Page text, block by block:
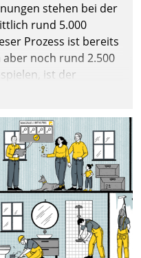
stehen bei der
rund 5.000
Prozess ist bereits
noch rund 2.500
ist der
immens. Im
daher
GmbH den
digitalisiert.